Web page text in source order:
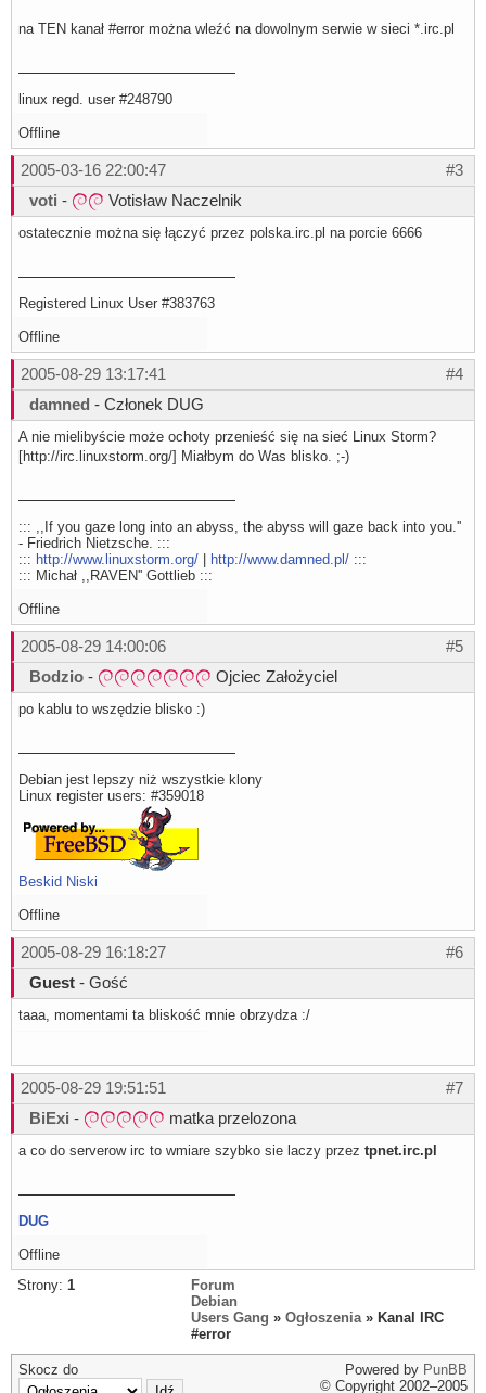
na TEN kanał #error można wleźć na dowolnym serwie w sieci *.irc.pl
linux regd. user #248790
Offline
#3
2005-03-16 22:00:47
voti - Votisław Naczelnik
ostatecznie można się łączyć przez polska.irc.pl na porcie 6666
Registered Linux User #383763
Offline
#4
2005-08-29 13:17:41
damned - Członek DUG
A nie mielibyście może ochoty przenieść się na sieć Linux Storm?
[http://irc.linuxstorm.org/] Miałbym do Was blisko. ;-)
::: ,,If you gaze long into an abyss, the abyss will gaze back into you.''
- Friedrich Nietzsche. :::
::: http://www.linuxstorm.org/ http://www.damned.pl/ :::
::: Michał ,,RAVEN'' Gottlieb :::
Offline
#5
2005-08-29 14:00:06
Bodzio - Ojciec Założyciel
po kablu to wszędzie blisko :)
Debian jest lepszy niż wszystkie klony
Linux register users: #359018
Beskid Niski
Offline
#6
2005-08-29 16:18:27
Guest - Gość
taaa, momentami ta bliskość mnie obrzydza :/
#7
2005-08-29 19:51:51
BiExi - matka przelozona
a co do serverow irc to wmiare szybko sie laczy przez tpnet.irc.pl
DUG
Offline
Strony: 1
Forum
Debian
Users Gang » Ogłoszenia» Kanal IRC
#error
Skocz do Powered by PunBB
© Copyright 2002–2005